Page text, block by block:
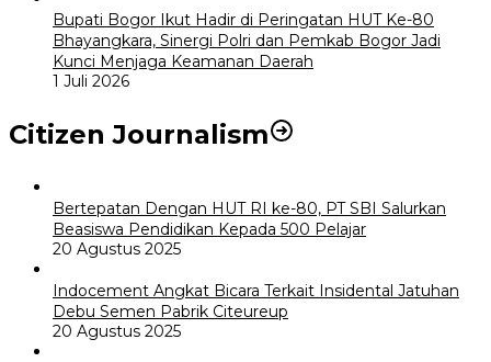
Bupati Bogor Ikut Hadir di Peringatan HUT Ke-80
Bhayangkara, Sinergi Polri dan Pemkab Bogor Jadi
Kunci Menjaga Keamanan Daerah
1 Juli 2026
Citizen Journalism
Bertepatan Dengan HUT RI ke-80, PT SBI Salurkan
Beasiswa Pendidikan Kepada 500 Pelajar
20 Agustus 2025
Indocement Angkat Bicara Terkait Insidental Jatuhan
Debu Semen Pabrik Citeureup
20 Agustus 2025